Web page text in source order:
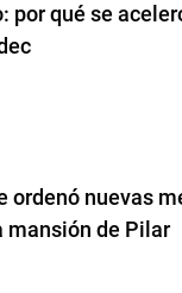
por qué se
ordenó nuevas
mansión de Pilar